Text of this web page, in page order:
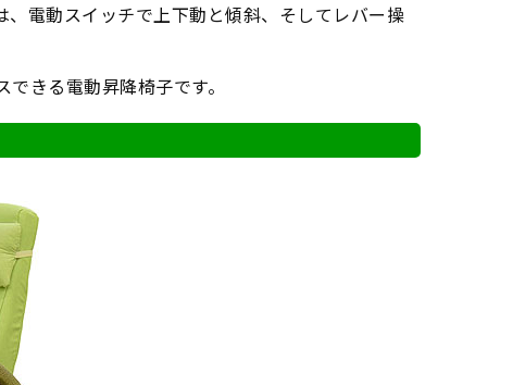
、電動スイッチで上下動と傾斜、そしてレバー操
きる電動昇降椅子です。